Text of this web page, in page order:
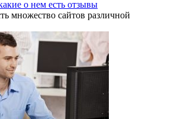
о нем есть отзывы
множество сайтов различной